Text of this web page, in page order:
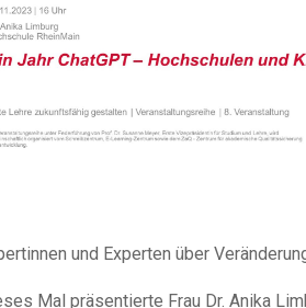
und Experten über
Mal präsentierte Frau Dr. Anika